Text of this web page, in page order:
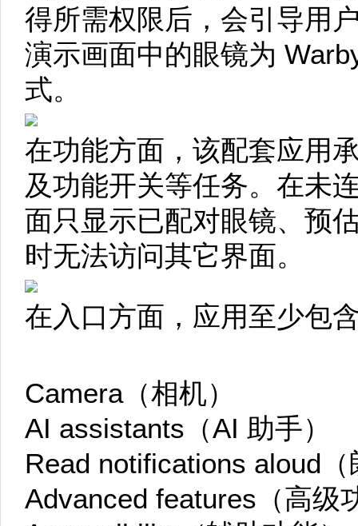
得所需权限后，会引导用
演示画面中的眼镜为
式。
在功能方面，该配套应用
及功能开关等任务。在未
面只显示已配对眼镜、预
时无法访问其它界面。
在入口方面，应用至少包
Camera（相机）
AI assistants（AI 助手）
Read notifications aloud
Advanced features（高级